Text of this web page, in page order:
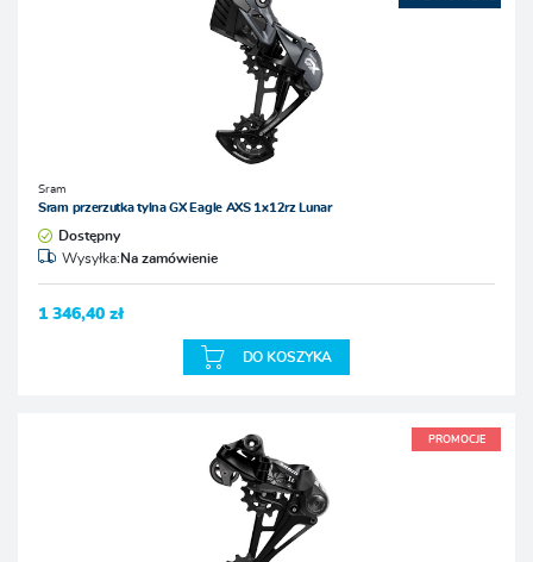
Sram
Sram przerzutka tylna GX Eagle AXS 1x12rz Lunar
Dostępny
Wysyłka:Na zamówienie
1 346,40 zł
DO KOSZYKA
PROMOCJE